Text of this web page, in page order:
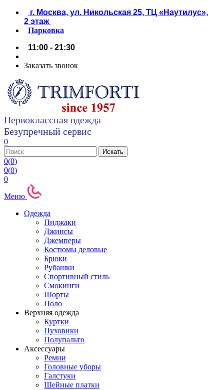
г. Москва, ул. Никольская 25, ТЦ «Наутилус»,
2 этаж
Парковка
11:00 - 21:30
Заказать звонок
Первоклассная одежда
Безупречный сервис
0
0(0)
0(0)
0
Меню
Одежда
Пиджаки
Джинсы
Джемперы
Костюмы деловые
Брюки
Рубашки
Спортивный стиль
Смокинги
Шорты
Поло
Верхняя одежда
Куртки
Пуховики
Полупальто
Аксессуары
Ремни
Головные уборы
Галстуки
Шейные платки